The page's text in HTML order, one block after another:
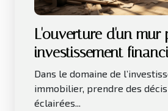
L'ouverture d'un
investissement
pour votre bien
Dans le domaine de
immobilier, prendre des
éclairées...